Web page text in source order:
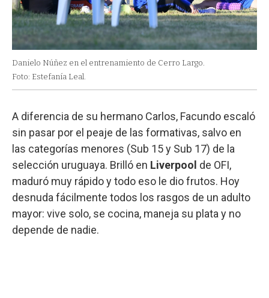
Danielo Núñez en el entrenamiento de Cerro Largo.
Foto: Estefanía Leal.
A diferencia de su hermano Carlos, Facundo escaló
sin pasar por el peaje de las formativas, salvo en
las categorías menores (Sub 15 y Sub 17) de la
selección uruguaya. Brilló en Liverpool de OFI,
maduró muy rápido y todo eso le dio frutos. Hoy
desnuda fácilmente todos los rasgos de un adulto
mayor: vive solo, se cocina, maneja su plata y no
depende de nadie.